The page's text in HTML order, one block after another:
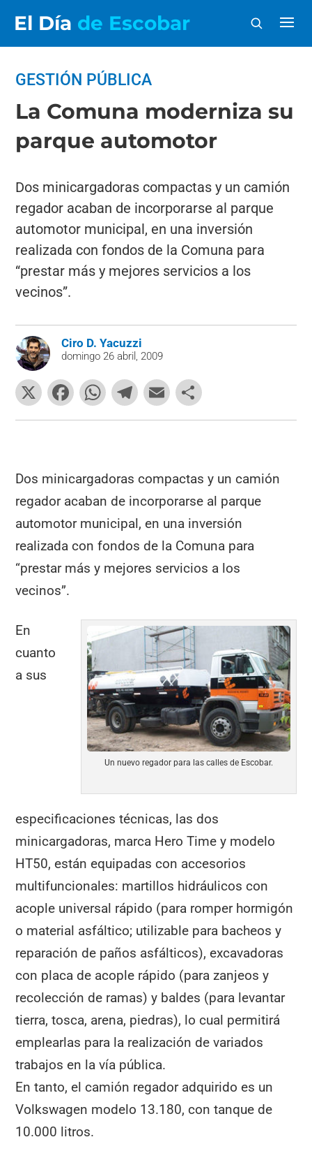
El Día de Escobar
GESTIÓN PÚBLICA
La Comuna moderniza su
parque automotor
Dos minicargadoras compactas y un camión
regador acaban de incorporarse al parque
automotor municipal, en una inversión
realizada con fondos de la Comuna para
“prestar más y mejores servicios a los
vecinos”.
Ciro D. Yacuzzi
domingo 26 abril, 2009
X
F
a
b
o
o
k
W
h
A
p
p
T
el
a
m
E
m o
ar
tir
Dos minicargadoras compactas y un camión
regador acaban de incorporarse al parque
automotor municipal, en una inversión
realizada con fondos de la Comuna para
“prestar más y mejores servicios a los
vecinos”.
Un nuevo regador para las calles de Escobar.
En
cuanto
a sus
especificaciones técnicas, las dos
minicargadoras, marca Hero Time y modelo
HT50, están equipadas con accesorios
multifuncionales: martillos hidráulicos con
acople universal rápido (para romper hormigón
o material asfáltico; utilizable para bacheos y
reparación de paños asfálticos), excavadoras
con placa de acople rápido (para zanjeos y
recolección de ramas) y baldes (para levantar
tierra, tosca, arena, piedras), lo cual permitirá
emplearlas para la realización de variados
trabajos en la vía pública.
En tanto, el camión regador adquirido es un
Volkswagen modelo 13.180, con tanque de
10.000 litros.